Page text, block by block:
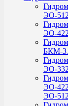
ЭО-
ЭО-
БКМ-
ЭО-
ЭО-
ЭО-